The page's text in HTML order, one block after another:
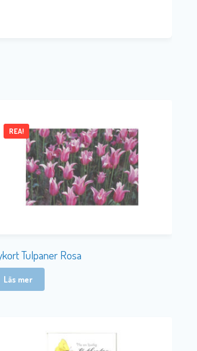
Tulpaner Rosa
REA!
Läs mer